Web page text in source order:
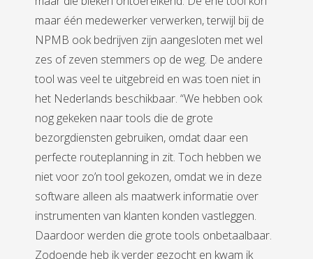
maar één medewerker verwerken, terwijl bij de
NPMB ook bedrijven zijn aangesloten met wel
zes of zeven stemmers op de weg. De andere
tool was veel te uitgebreid en was toen niet in
het Nederlands beschikbaar. “We hebben ook
nog gekeken naar tools die de grote
bezorgdiensten gebruiken, omdat daar een
perfecte routeplanning in zit. Toch hebben we
niet voor zo’n tool gekozen, omdat we in deze
software alleen als maatwerk informatie over
instrumenten van klanten konden vastleggen.
Daardoor werden die grote tools onbetaalbaar.
Zodoende heb ik verder gezocht en kwam ik